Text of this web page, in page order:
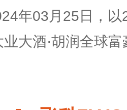
年03月25日，
大酒·胡润全球